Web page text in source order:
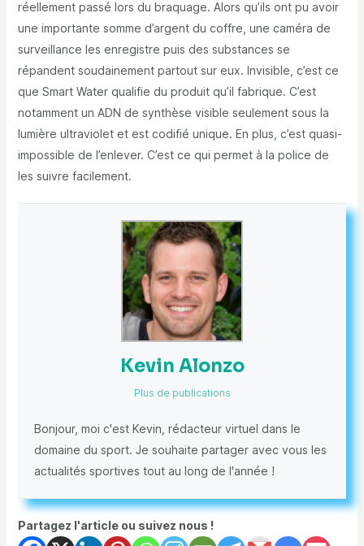
réellement passé lors du braquage. Alors qu’ils ont pu avoir
une importante somme d’argent du coffre, une caméra de
surveillance les enregistre puis des substances se
répandent soudainement partout sur eux. Invisible, c’est ce
que Smart Water qualifie du produit qu’il fabrique. C’est
notamment un ADN de synthèse visible seulement sous la
lumière ultraviolet et est codifié unique. En plus, c’est quasi-
impossible de l’enlever. C’est ce qui permet à la police de
les suivre facilement.
Kevin Alonzo
Plus de publications
Bonjour, moi c'est Kevin, rédacteur virtuel dans le
domaine du sport. Je souhaite partager avec vous les
actualités sportives tout au long de l'année !
Partagez l'article ou suivez nous !